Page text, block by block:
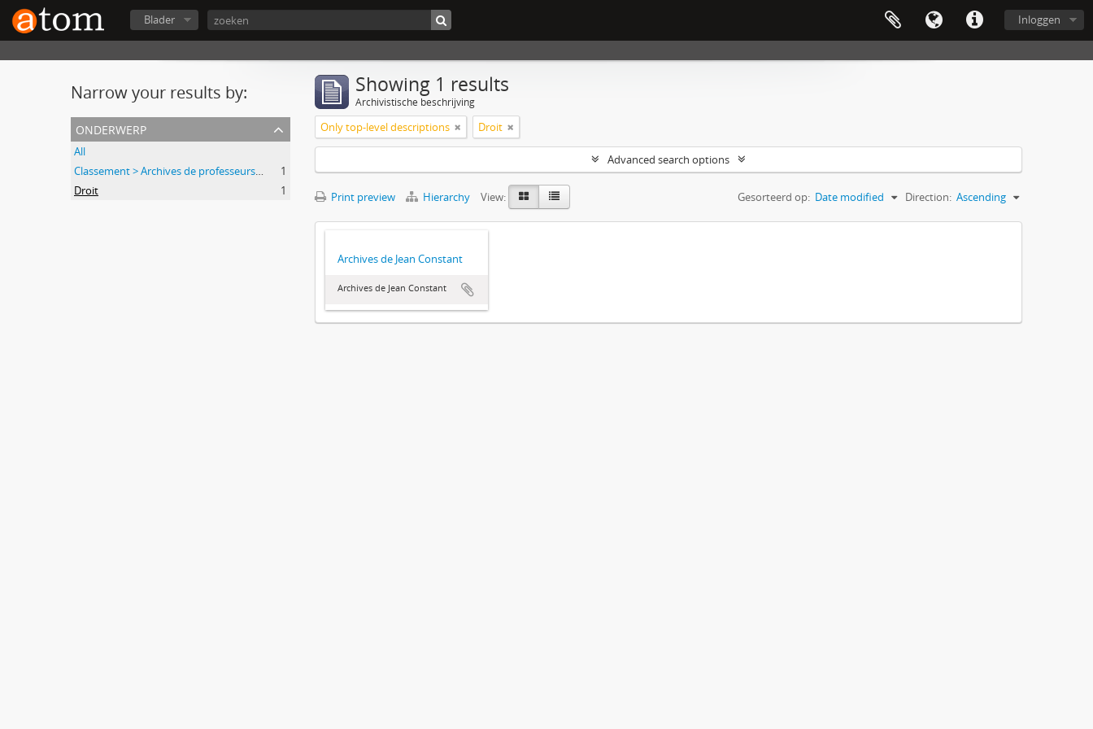
Inloggen
Blader
Narrow your results by:
onderwerp
All
Classement > Archives de professeurs et chercheurs
1
Droit
1
Showing 1 results
Archivistische beschrijving
Only top-level descriptions Droit
Advanced search options
Print preview Hierarchy View: Gesorteerd op: Date modified Direction: Ascending
Archives de Jean Constant
Archives de Jean Constant